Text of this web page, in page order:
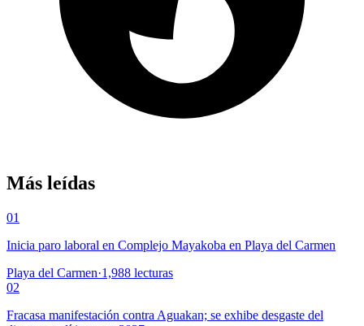
Más leídas
01
Inicia paro laboral en Complejo Mayakoba en Playa del Carmen
Playa del Carmen·1,988 lecturas
02
Fracasa manifestación contra Aguakan; se exhibe desgaste del